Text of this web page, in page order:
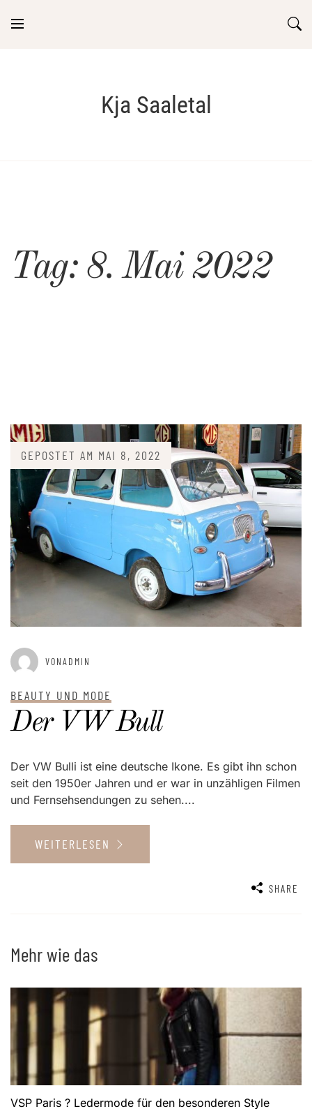
Kja Saaletal
Tag: 8. Mai 2022
GEPOSTET AM MAI 8, 2022
VONADMIN
BEAUTY UND MODE
Der VW Bull
Der VW Bulli ist eine deutsche Ikone. Es gibt ihn schon
seit den 1950er Jahren und er war in unzähligen Filmen
und Fernsehsendungen zu sehen....
WEITERLESEN
SHARE
Mehr wie das
VSP Paris ? Ledermode für den besonderen Style